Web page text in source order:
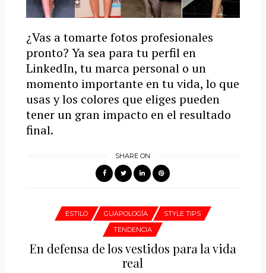
¿Vas a tomarte fotos profesionales
pronto? Ya sea para tu perfil en
LinkedIn, tu marca personal o un
momento importante en tu vida, lo que
usas y los colores que eliges pueden
tener un gran impacto en el resultado
final.
SHARE ON
ESTILO GUAPOLOGÍA
STYLE TIPS
TENDENCIA
En defensa de los vestidos para la vida
real